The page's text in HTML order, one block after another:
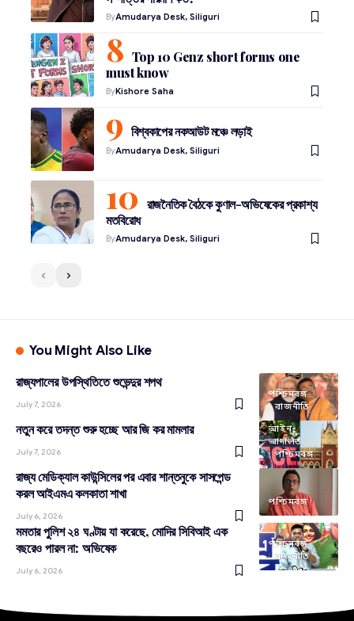
ByAmudarya Desk, Siliguri
Top 10 Genz short forms one
must know
ByKishore Saha
বিশ্বকাপের নকআউট মঞ্চে লড়াই
ByAmudarya Desk, Siliguri
রাজনৈতিক বৈঠকে কুণাল-অভিষেকের প্রকাশ্য
মতবিরোধ
ByAmudarya Desk, Siliguri
You Might Also Like
পশ্চিমবঙ্গ
রাজনীতি
রাজ্যপালের উপস্থিতিতে শুভেন্দুর শপথ
July 7, 2026
আইন-
আদালত
পশ্চিমবঙ্গ
নতুন করে তদন্ত শুরু হচ্ছে আর জি কর মামলার
July 7, 2026
পশ্চিমবঙ্গ
রাজ্য মেডিক্যাল কাউন্সিলের পর এবার শান্তনুকে সাসপেন্ড
করল আইএমএ কলকাতা শাখা
July 6, 2026
পশ্চিমবঙ্গ
রাজনীতি
মমতার পুলিশ ২৪ ঘণ্টায় যা করেছে, মোদির সিবিআই এক
বছরেও পারল না: অভিষেক
July 6, 2026